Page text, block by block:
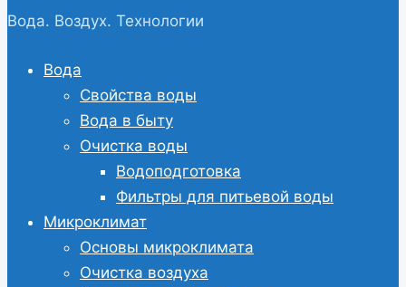
Вода. Воздух. Технологии
Вода
Свойства воды
Вода в быту
Очистка воды
Водоподготовка
Фильтры для питьевой воды
Микроклимат
Основы микроклимата
Очистка воздуха